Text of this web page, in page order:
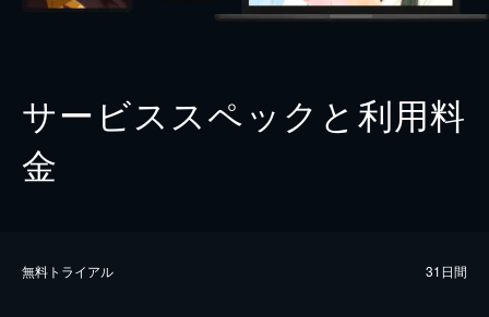
サービススペックと利用料
金
無料トライアル 31日間